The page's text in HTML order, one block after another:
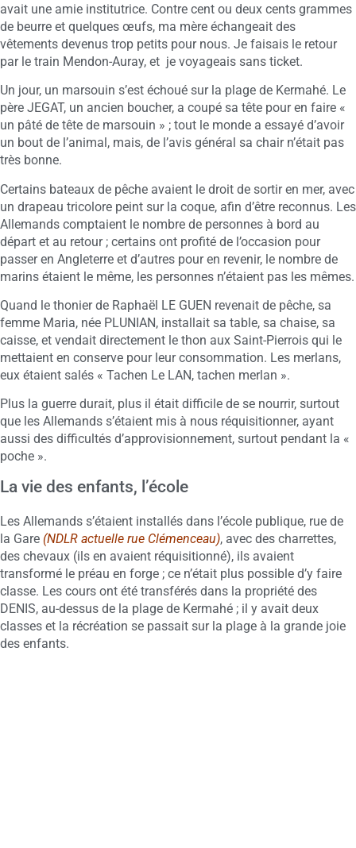
avait une amie institutrice. Contre cent ou deux cents grammes
de beurre et quelques œufs, ma mère échangeait des
vêtements devenus trop petits pour nous. Je faisais le retour
par le train Mendon-Auray, et je voyageais sans ticket.
Un jour, un marsouin s’est échoué sur la plage de Kermahé. Le
père JEGAT, un ancien boucher, a coupé sa tête pour en faire «
un pâté de tête de marsouin » ; tout le monde a essayé d’avoir
un bout de l’animal, mais, de l’avis général sa chair n’était pas
très bonne.
Certains bateaux de pêche avaient le droit de sortir en mer, avec
un drapeau tricolore peint sur la coque, afin d’être reconnus. Les
Allemands comptaient le nombre de personnes à bord au
départ et au retour ; certains ont profité de l’occasion pour
passer en Angleterre et d’autres pour en revenir, le nombre de
marins étaient le même, les personnes n’étaient pas les mêmes.
Quand le thonier de Raphaël LE GUEN revenait de pêche, sa
femme Maria, née PLUNIAN, installait sa table, sa chaise, sa
caisse, et vendait directement le thon aux Saint-Pierrois qui le
mettaient en conserve pour leur consommation. Les merlans,
eux étaient salés « Tachen Le LAN, tachen merlan ».
Plus la guerre durait, plus il était difficile de se nourrir, surtout
que les Allemands s’étaient mis à nous réquisitionner, ayant
aussi des difficultés d’approvisionnement, surtout pendant la «
poche ».
La vie des enfants, l’école
Les Allemands s’étaient installés dans l’école publique, rue de
la Gare (NDLR actuelle rue Clémenceau), avec des charrettes,
des chevaux (ils en avaient réquisitionné), ils avaient
transformé le préau en forge ; ce n’était plus possible d’y faire
classe. Les cours ont été transférés dans la propriété des
DENIS, au-dessus de la plage de Kermahé ; il y avait deux
classes et la récréation se passait sur la plage à la grande joie
des enfants.